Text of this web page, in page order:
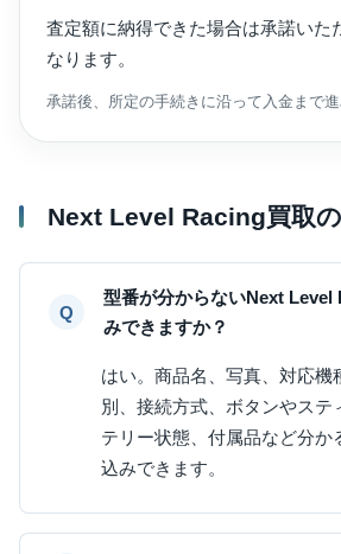
査定額に納得できた場合は承諾いた
なります。
承諾後、所定の手続きに沿って入金まで進
Next Level Racing買取
型番が分からないNext Level
みできますか？
はい。商品名、写真、対応機
別、接続方式、ボタンやステ
テリー状態、付属品など分か
込みできます。